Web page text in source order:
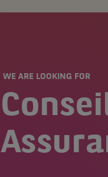
WE ARE LOOKING FOR